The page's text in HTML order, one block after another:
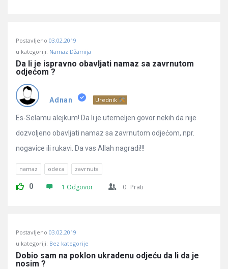
Postavljeno 03.02.2019
u kategoriji: Namaz Džamija
Da li je ispravno obavljati namaz sa zavrnutom
odjećom ?
Adnan Urednik
Es-Selamu alejkum! Da li je utemeljen govor nekih da nije
dozvoljeno obavljati namaz sa zavrnutom odjećom, npr.
nogavice ili rukavi. Da vas Allah nagradi!!!
namaz odeca zavrnuta
0 1 Odgovor 0 Prati
Postavljeno 03.02.2019
u kategoriji: Bez kategorije
Dobio sam na poklon ukradenu odjeću da li da je
nosim ?